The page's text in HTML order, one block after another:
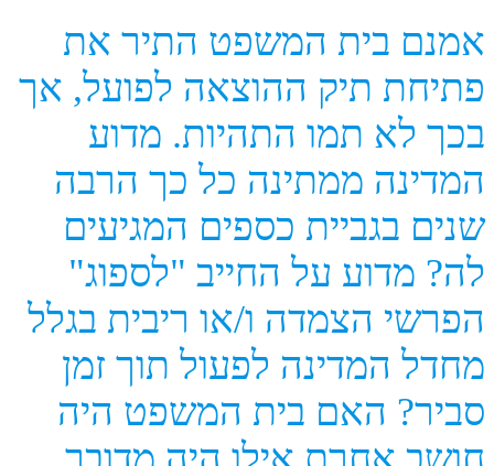
אמנם בית המשפט התיר את
פתיחת תיק ההוצאה לפועל, אך
בכך לא תמו התהיות. מדוע
המדינה ממתינה כל כך הרבה
שנים בגביית כספים המגיעים
לה? מדוע על החייב "לספוג"
הפרשי הצמדה ו/או ריבית בגלל
מחדל המדינה לפעול תוך זמן
סביר? האם בית המשפט היה